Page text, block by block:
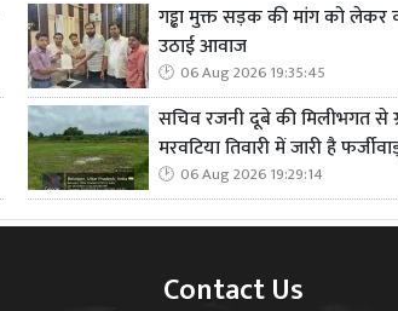
गड्ढा मुक्त सड़क की मांग को लेकर
उठाई आवाज
06 Aug 2026 19:35:45
सचिव रजनी दूबे की मिलीभगत से
मरवटिया तिवारी में जारी है
06 Aug 2026 19:29:14
Contact Us